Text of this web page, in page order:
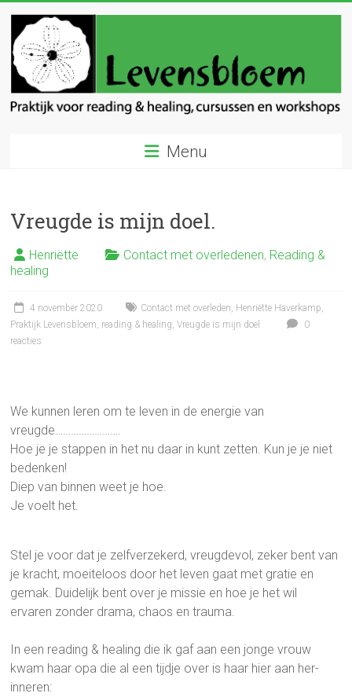
inhoud
Levensbloem
en
Menu
Vreugde is mijn doel.
Henriëtte Contact met overledenen, Reading &
healing
4 november 2020 Contact met overleden, Henriëtte Haverkamp,
Praktijk Levensbloem, reading & healing,Vreugde is mijn doel
0
reacties
We kunnen leren om te leven in de energie van
vreugde…………………….
Hoe je je stappen in het nu daar in kunt zetten. Kun je je niet
bedenken!
Diep van binnen weet je hoe.
Je voelt het.
Stel je voor dat je zelfverzekerd, vreugdevol, zeker bent van
je kracht, moeiteloos door het leven gaat met gratie en
gemak. Duidelijk bent over je missie en hoe je het wil
ervaren zonder drama, chaos en trauma.
In een reading & healing die ik gaf aan een jonge vrouw
kwam haar opa die al een tijdje over is haar hier aan her-
inneren: